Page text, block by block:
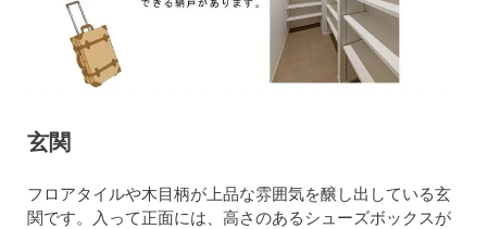
玄関
フロアタイルや木目柄が上品な雰囲気を醸し出している玄
関です。入って正面には、高さのあるシューズボックスが